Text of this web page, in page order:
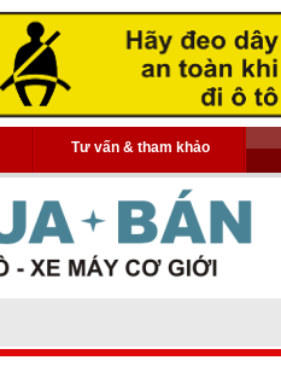
Tư vấn & tham khảo